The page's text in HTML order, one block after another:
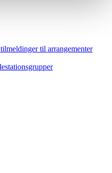
til arrangementer